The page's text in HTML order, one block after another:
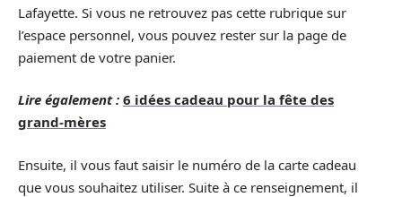
Lafayette. Si vous ne retrouvez pas cette rubrique sur
l’espace personnel, vous pouvez rester sur la page de
paiement de votre panier.
Lire également : 6 idées cadeau pour la fête des
grand-mères
Ensuite, il vous faut saisir le numéro de la carte cadeau
que vous souhaitez utiliser. Suite à ce renseignement, il